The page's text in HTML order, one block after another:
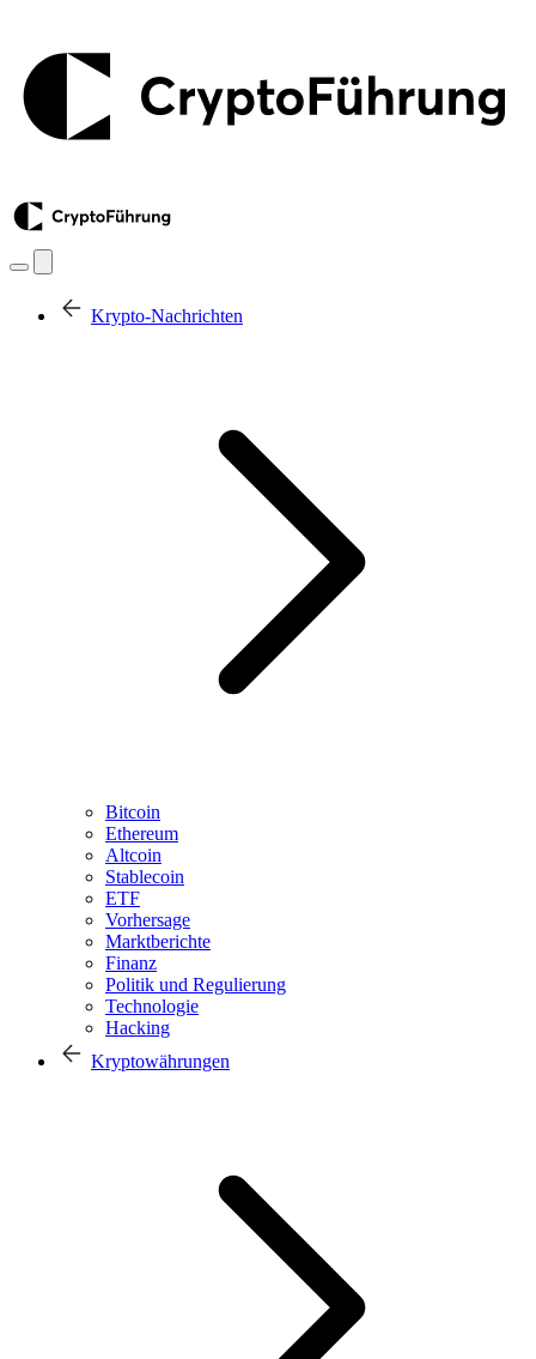
Krypto-Nachrichten
Bitcoin
Ethereum
Altcoin
Stablecoin
ETF
Vorhersage
Marktberichte
Finanz
Politik und Regulierung
Technologie
Hacking
Kryptowährungen